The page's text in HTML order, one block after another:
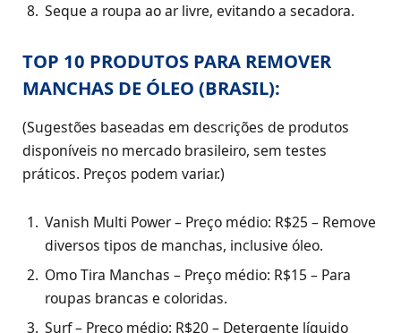
Seque a roupa ao ar livre, evitando a secadora.
TOP 10 PRODUTOS PARA REMOVER
MANCHAS DE ÓLEO (BRASIL):
(Sugestões baseadas em descrições de produtos
disponíveis no mercado brasileiro, sem testes
práticos. Preços podem variar.)
Vanish Multi Power – Preço médio: R$25 – Remove
diversos tipos de manchas, inclusive óleo.
Omo Tira Manchas – Preço médio: R$15 – Para
roupas brancas e coloridas.
Surf – Preço médio: R$20 – Detergente líquido